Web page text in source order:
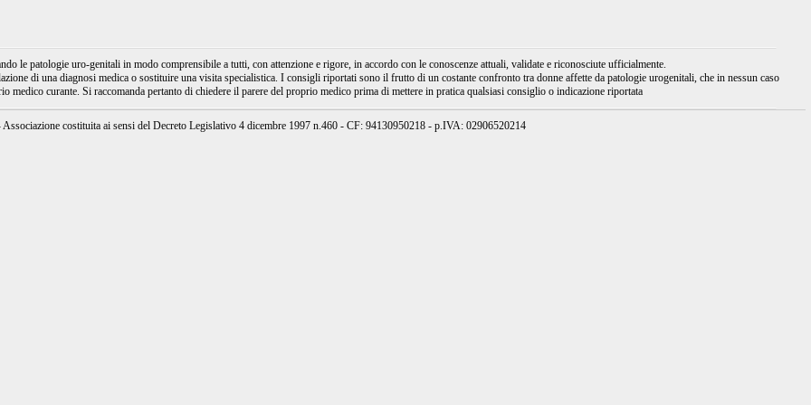
patologie uro-genitali in modo comprensibile a tutti, con attenzione e rigore, in accordo con le conoscenze attuali, validate e riconosciute ufficialmente.
di una diagnosi medica o sostituire una visita specialistica. I consigli riportati sono il frutto di un costante confronto tra donne affette da patologie urogenitali, che in nessun caso
curante. Si raccomanda pertanto di chiedere il parere del proprio medico prima di mettere in pratica qualsiasi consiglio o indicazione riportata
costituita ai sensi del Decreto Legislativo 4 dicembre 1997 n.460 - CF: 94130950218 - p.IVA: 02906520214